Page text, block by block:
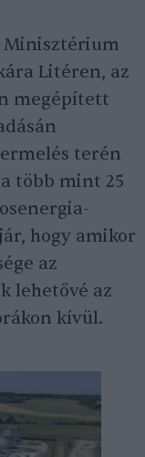
Minisztérium
Litéren, az
megépített
terén
több mint 25
hogy amikor
az
lehetővé az
kívül.